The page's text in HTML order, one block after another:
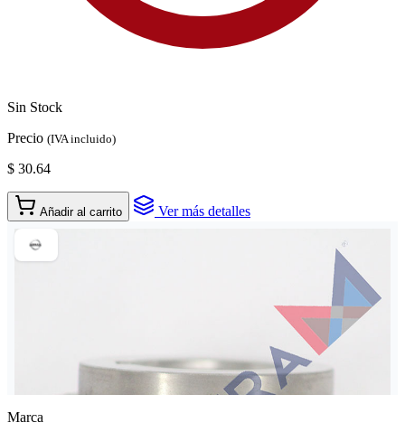
Sin Stock
Precio (IVA incluido)
$ 30.64
Añadir al carrito Ver más detalles
Marca